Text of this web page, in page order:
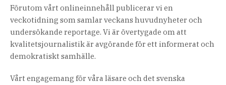
Förutom vårt onlineinnehåll publicerar vi en
veckotidning som samlar veckans huvudnyheter och
undersökande reportage. Vi är övertygade om att
kvalitetsjournalistik är avgörande för ett informerat och
demokratiskt samhälle.
Vårt engagemang för våra läsare och det svenska